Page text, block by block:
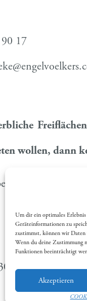
Um dir ein optimales
Geräteinformationen zu
zustimmst, können wir Daten
Wenn du deine Zustimmung
Funktionen beeinträchtigt
Akzeptieren
17
wollen, dann
e.V.